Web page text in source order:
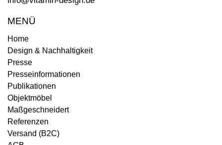
MENÜ
Home
Design & Nachhaltigkeit
Presse
Presseinformationen
Publikationen
Objektmöbel
Maßgeschneidert
Referenzen
Versand (B2C)